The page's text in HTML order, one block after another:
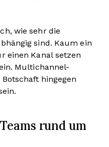
wie sehr die
sind. Kaum ein
einen Kanal setzen
Multichannel-
hingegen
rund um